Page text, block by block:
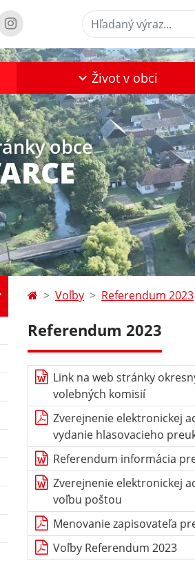
Hľadaný výraz...
Život v obci
obce
Voľby Referendum 2023
Referendum 2023
Link na web stránky
volebných komisií
Zverejnenie elektronickej
vydanie hlasovacieho
Referendum informácia
Zverejnenie elektronickej
voľbu poštou
Menovanie zapisovateľa
Voľby Referendum 2023